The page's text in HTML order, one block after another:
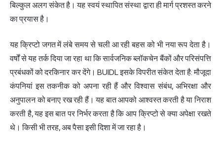
बिल्कुल अलग संकेत है। यह स्वयं स्थापित संस्था द्वारा ही मार्ग प्रशस्त करने
का प्रयास है।
यह क्रिप्टो जगत में लंबे समय से चली आ रही बहस को भी नया रूप देता है।
वर्षों से यह तर्क दिया जा रहा था कि सार्वजनिक ब्लॉकचेन बैंकों और परिसंपत्ति
प्रबंधकों को दरकिनार कर देंगे। BUIDL इसके विपरीत संकेत देता है: मौजूदा
कंपनियां इस तकनीक को अपना रही हैं और विश्वास संबंध, अभिरक्षा और
अनुपालन को बनाए रख रही हैं। यह बात आपको आश्वस्त करती है या निराश
करती है, यह इस बात पर निर्भर करता है कि आप क्रिप्टो से क्या अपेक्षा रखते
थे। किसी भी तरह, अब पैसा इसी दिशा में जा रहा है।